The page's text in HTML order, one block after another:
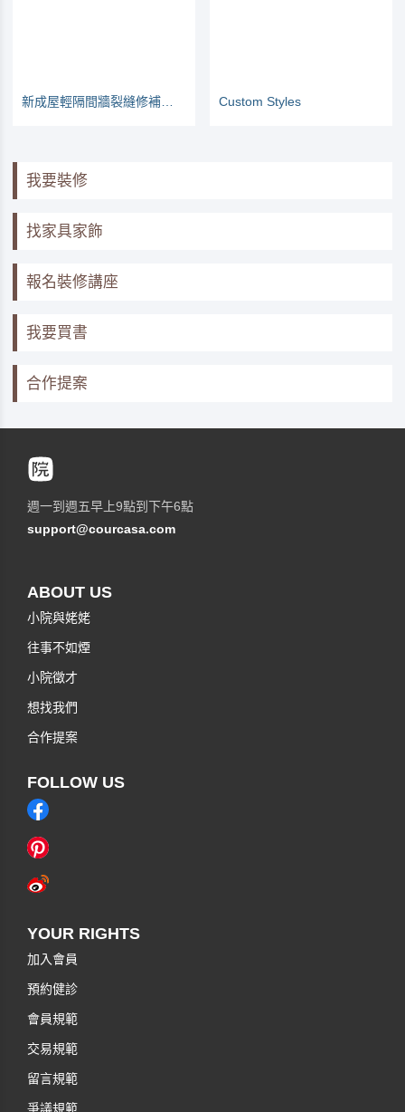
Custom Styles
我要裝修
找家具家飾
報名裝修講座
我要買書
合作提案
週一到週五早上9點到下午6點
support@courcasa.com
ABOUT US
小院與姥姥
往事不如煙
小院徵才
想找我們
合作提案
FOLLOW US
YOUR RIGHTS
加入會員
預約健診
會員規範
交易規範
留言規範
爭議規範